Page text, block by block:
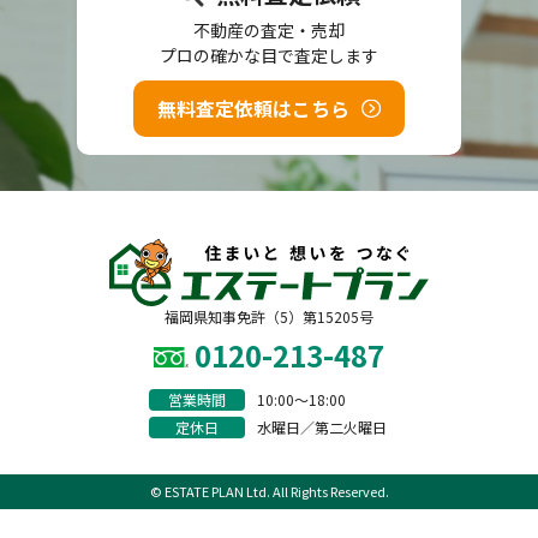
不動産の査定・売却
プロの確かな目で査定します
無料査定依頼はこちら
福岡県知事免許（5）第15205号
0120-213-487
営業時間
10:00〜18:00
定休日
水曜日／第二火曜日
© ESTATE PLAN Ltd. All Rights Reserved.